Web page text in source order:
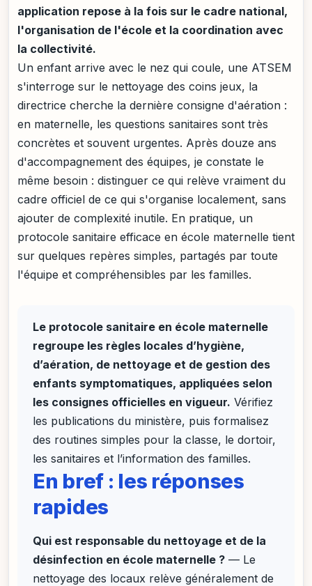
application repose à la fois sur le cadre national,
l'organisation de l'école et la coordination avec
la collectivité.
Un enfant arrive avec le nez qui coule, une ATSEM
s'interroge sur le nettoyage des coins jeux, la
directrice cherche la dernière consigne d'aération :
en maternelle, les questions sanitaires sont très
concrètes et souvent urgentes. Après douze ans
d'accompagnement des équipes, je constate le
même besoin : distinguer ce qui relève vraiment du
cadre officiel de ce qui s'organise localement, sans
ajouter de complexité inutile. En pratique, un
protocole sanitaire efficace en école maternelle tient
sur quelques repères simples, partagés par toute
l'équipe et compréhensibles par les familles.
Le protocole sanitaire en école maternelle
regroupe les règles locales d’hygiène,
d’aération, de nettoyage et de gestion des
enfants symptomatiques, appliquées selon
les consignes officielles en vigueur. Vérifiez
les publications du ministère, puis formalisez
des routines simples pour la classe, le dortoir,
les sanitaires et l’information des familles.
En bref : les réponses
rapides
Qui est responsable du nettoyage et de la
désinfection en école maternelle ? — Le
nettoyage des locaux relève généralement de